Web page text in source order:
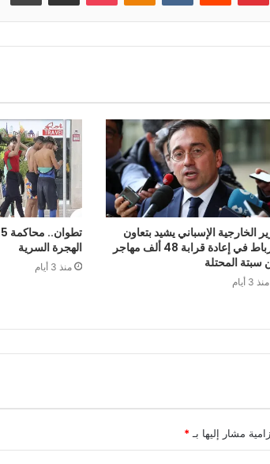
الخارجية الإسباني يشيد بتعاون
الرباط في إعادة قرابة 48 ألف مهاجر
سبتة المحتلة
منذ 3 أيام
الهجرة السرية
منذ 3 أيام
مشار إليها بـ*